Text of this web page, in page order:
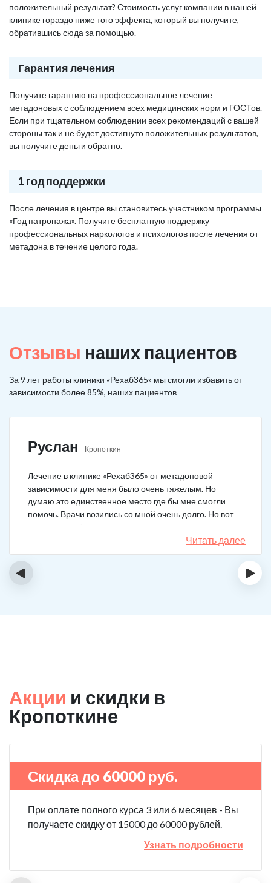
положительный результат? Стоимость услуг компании в нашей
клинике гораздо ниже того эффекта, который вы получите,
обратившись сюда за помощью.
Гарантия лечения
Получите гарантию на профессиональное лечение
метадоновых с соблюдением всех медицинских норм и ГОСТов.
Если при тщательном соблюдении всех рекомендаций с вашей
стороны так и не будет достигнуто положительных результатов,
вы получите деньги обратно.
1 год поддержки
После лечения в центре вы становитесь участником программы
«Год патронажа». Получите бесплатную поддержку
профессиональных наркологов и психологов после лечения от
метадона в течение целого года.
Отзывы наших пациентов
За 9 лет работы клиники «Рехаб365» мы смогли избавить от
зависимости более 85%, наших пациентов
Руслан Кропоткин
Лечение в клинике «Рехаб365» от метадоновой
зависимости для меня было очень тяжелым. Но
думаю это единственное место где бы мне смогли
помочь. Врачи возились со мной очень долго. Но вот
теперь я уже 5 месяцев не принимаю наркотики.
Читать далее
‹ ›
Акции и скидки в
Кропоткине
Скидка до 60000 руб.
При оплате полного курса 3 или 6 месяцев - Вы
получаете скидку от 15000 до 60000 рублей.
Узнать подробности